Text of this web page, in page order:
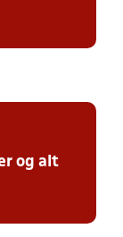
og alt